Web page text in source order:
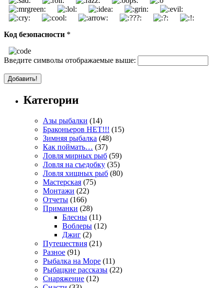
Код безопасности *
Введите символы отображаемые выше:
Категории
Азы рыбалки (14)
Браконьеров НЕТ!!! (15)
Зимняя рыбалка (48)
Как поймать… (37)
Ловля мирных рыб (59)
Ловля на съедобку (35)
Ловля хищных рыб (80)
Мастерская (75)
Монтажи (22)
Отчеты (166)
Приманки (28)
Блесны (11)
Воблеры (12)
Джиг (2)
Путешествия (21)
Разное (91)
Рыбалка на Море (11)
Рыбацкие рассказы (22)
Снаряжение (12)